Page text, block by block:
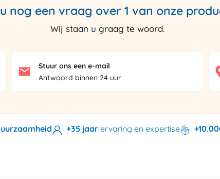
nog een vraag over 1 van onze
Wij staan u graag te woord.
Stuur ons een e-mail
Antwoord binnen 24 uur
+35 jaar ervaring en expertise